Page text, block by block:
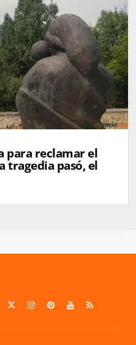
para reclamar el
tragedia pasó, el